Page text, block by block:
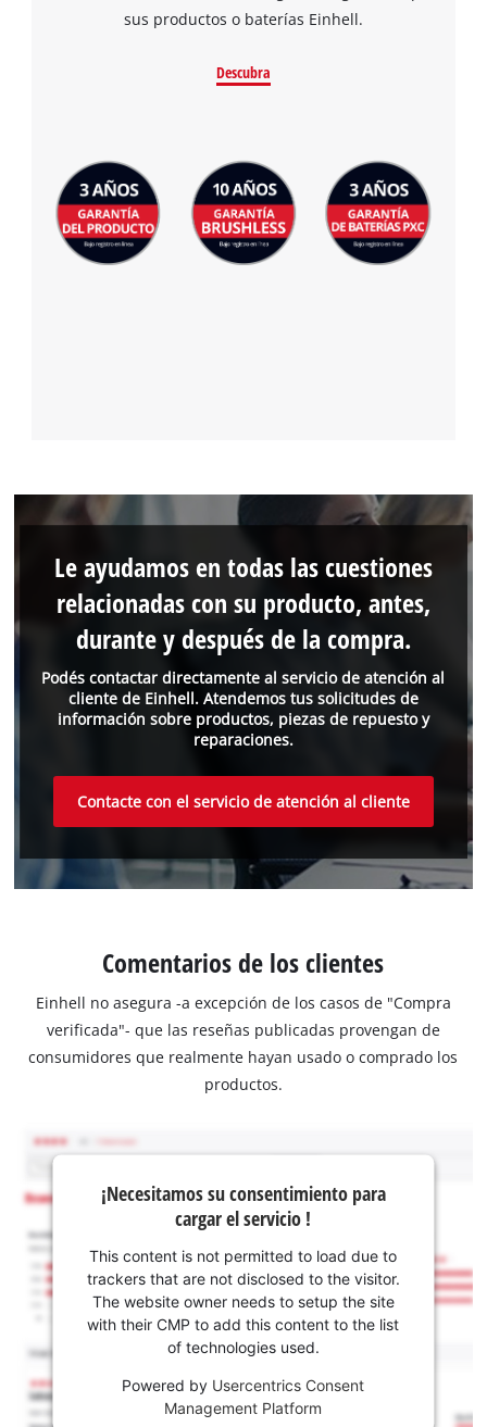
sus productos o baterías Einhell.
Descubra
Podés contactar directamente al servicio de atención al
cliente de Einhell. Atendemos tus solicitudes de
información sobre productos, piezas de repuesto y
reparaciones.
Le ayudamos en todas las cuestiones
relacionadas con su producto, antes,
durante y después de la compra.
Contacte con el servicio de atención al cliente
Comentarios de los clientes
Einhell no asegura -a excepción de los casos de "Compra
verificada"- que las reseñas publicadas provengan de
consumidores que realmente hayan usado o comprado los
productos.
¡Necesitamos su consentimiento para
cargar el servicio !
This content is not permitted to load due to
trackers that are not disclosed to the visitor.
The website owner needs to setup the site
with their CMP to add this content to the list
of technologies used.
Powered by Usercentrics Consent
Management Platform